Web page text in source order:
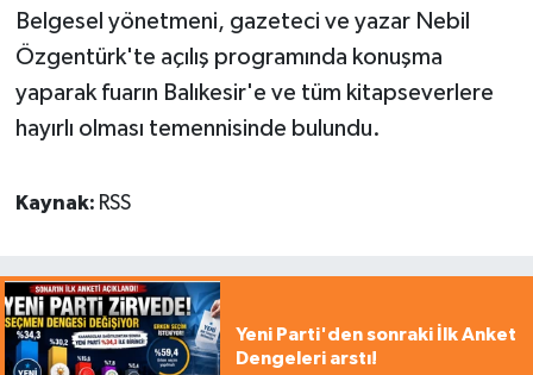
Belgesel yönetmeni, gazeteci ve yazar Nebil
Özgentürk'te açılış programında konuşma
yaparak fuarın Balıkesir'e ve tüm kitapseverlere
hayırlı olması temennisinde bulundu.
Kaynak: RSS
Yeni Parti'den sonraki İlk Anket
Dengeleri arstı!